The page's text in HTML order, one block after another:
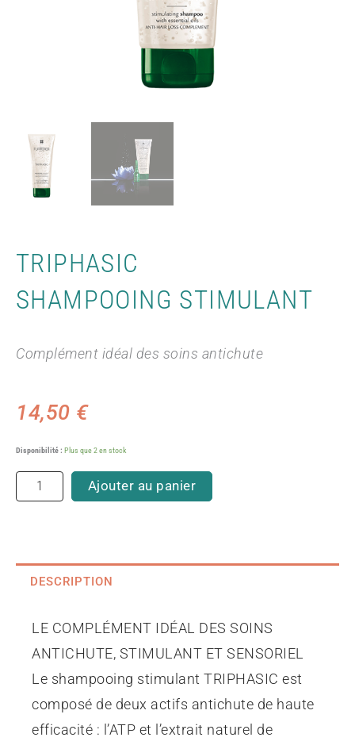
TRIPHASIC
SHAMPOOING STIMULANT
Complément idéal des soins antichute
14,50 €
Disponibilité : Plus que 2 en stock
quantité
stimulant
Ajouter au panier
DESCRIPTION
LE COMPLÉMENT IDÉAL DES SOINS
ANTICHUTE, STIMULANT ET SENSORIEL
Le shampooing stimulant TRIPHASIC est
composé de deux actifs antichute de haute
efficacité : l’ATP et l’extrait naturel de